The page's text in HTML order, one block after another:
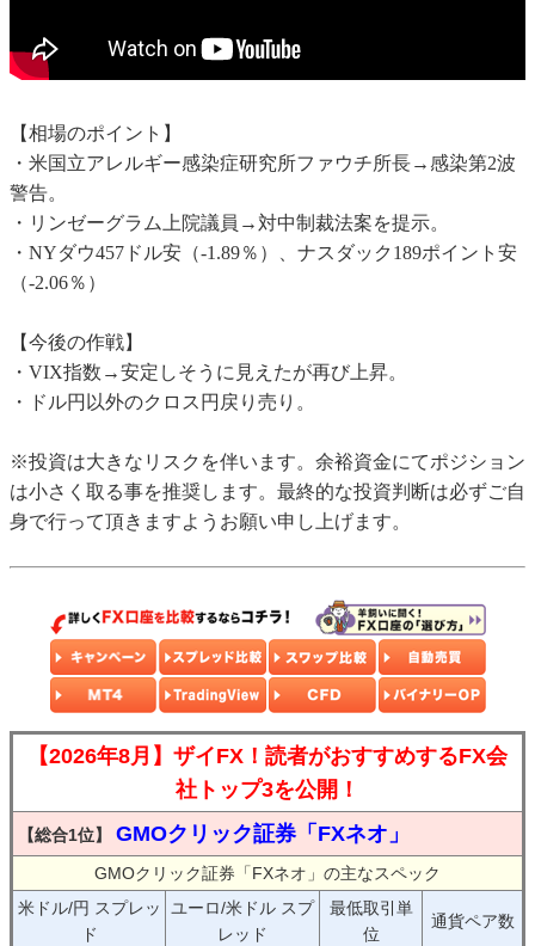
【相場のポイント】
・米国立アレルギー感染症研究所ファウチ所長→感染第2波
警告。
・リンゼーグラム上院議員→対中制裁法案を提示。
・NYダウ457ドル安（-1.89％）、ナスダック189ポイント安
（-2.06％）
【今後の作戦】
・VIX指数→安定しそうに見えたが再び上昇。
・ドル円以外のクロス円戻り売り。
※投資は大きなリスクを伴います。余裕資金にてポジション
は小さく取る事を推奨します。最終的な投資判断は必ずご自
身で行って頂きますようお願い申し上げます。
【2026年8月】ザイFX！読者がおすすめするFX会
社トップ3を公開！
【総合1位】 GMOクリック証券「FXネオ」
GMOクリック証券「FXネオ」の主なスペック
米ドル/円 スプレッ
ド
ユーロ/米ドル スプ
レッド
最低取引単
位
通貨ペア数